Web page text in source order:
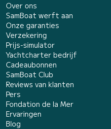
Over ons
SamBoat werft aan
Onze garanties
Verzekering
Prijs-simulator
Yachtcharter bedrijf
Cadeaubonnen
SamBoat Club
Reviews van klanten
Pers
Fondation de la Mer
Ervaringen
Blog